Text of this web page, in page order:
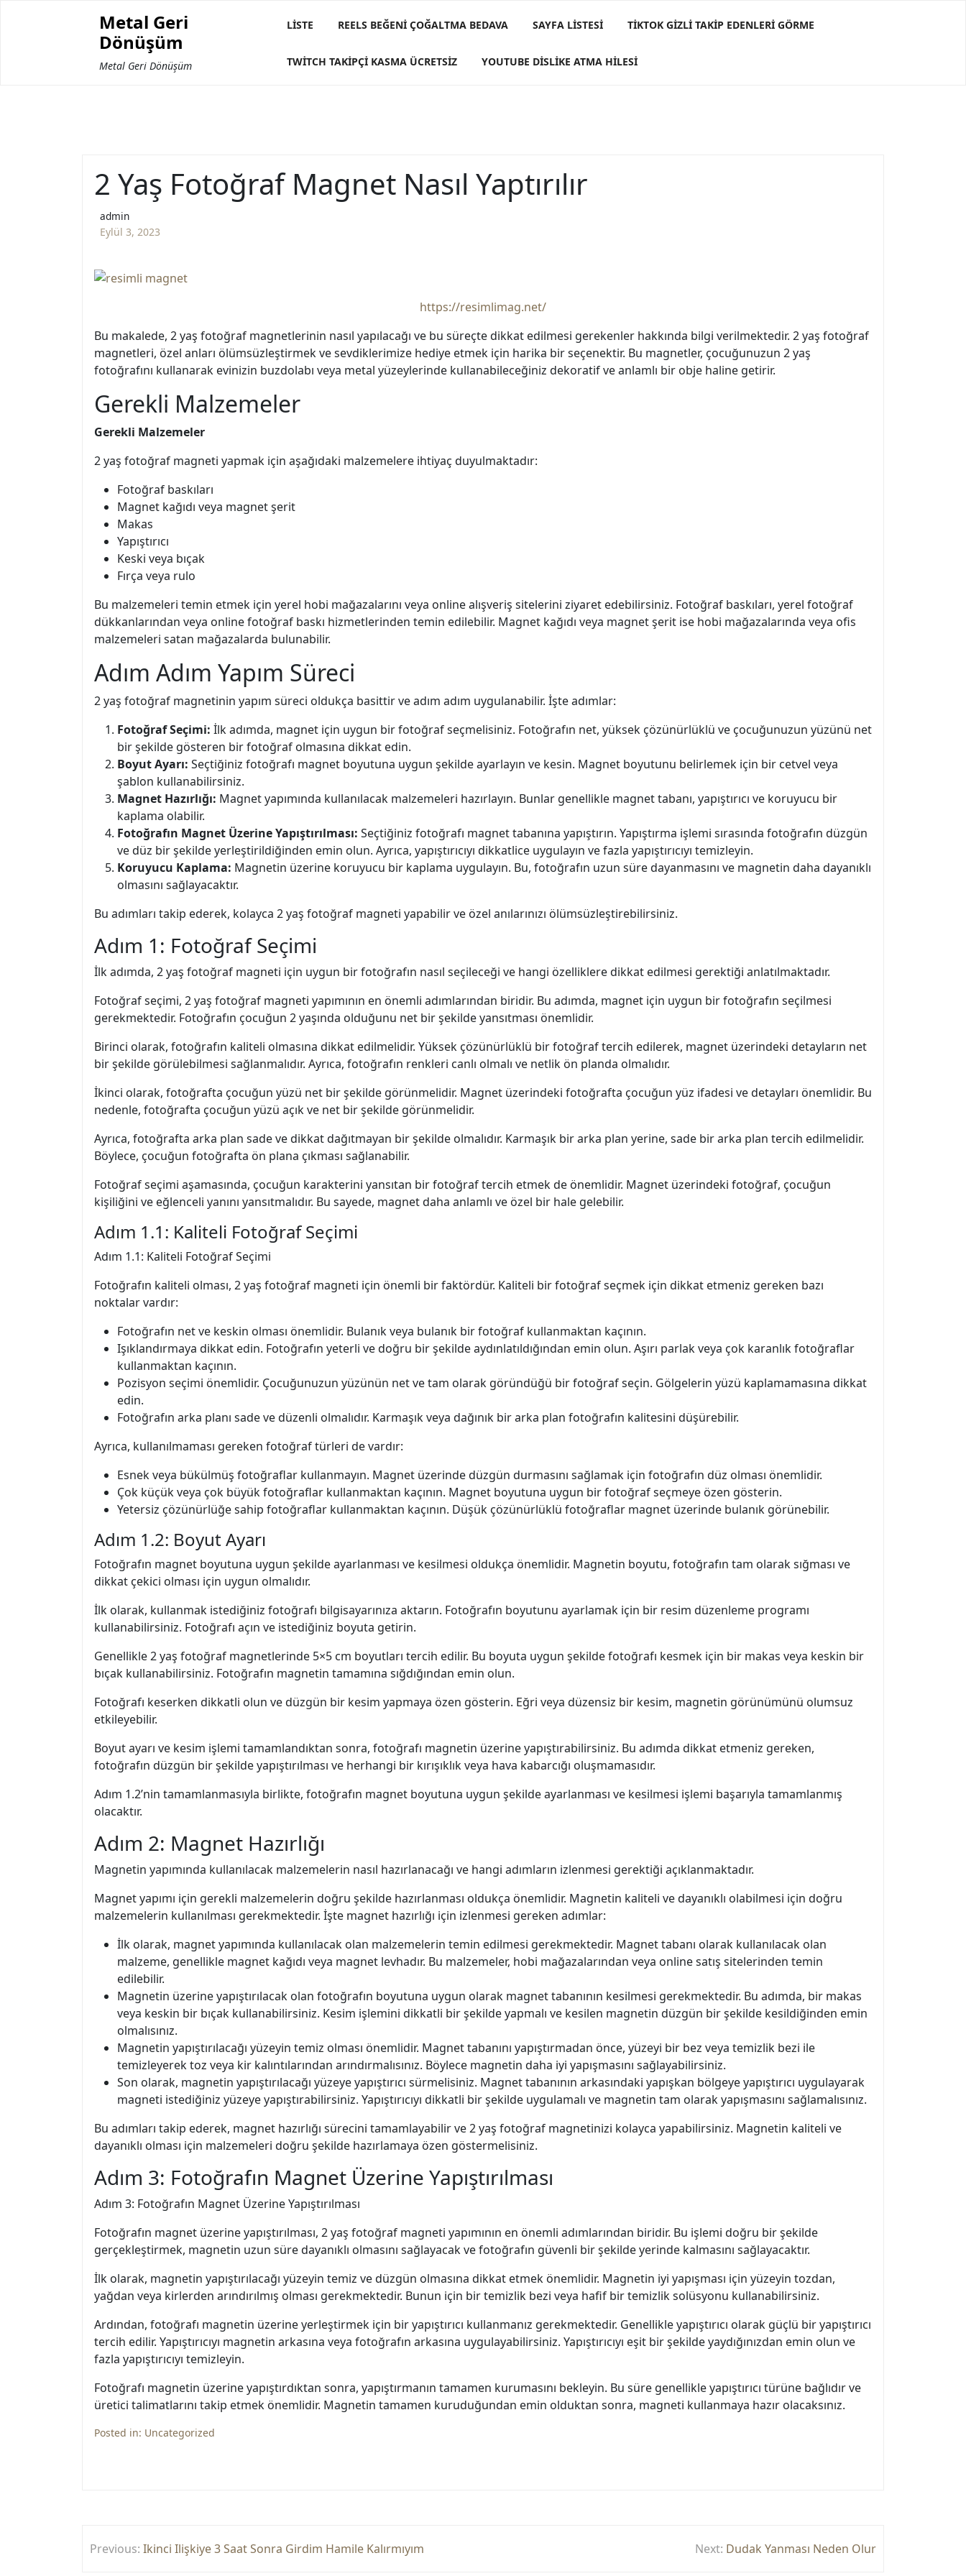
Metal Geri
Dönüşüm
Metal Geri Dönüşüm
LISTE REELS BEĞENI ÇOĞALTMA BEDAVA SAYFA LISTESI TIKTOK GIZLI TAKIP EDENLERI GÖRME
TWITCH TAKIPÇI KASMA ÜCRETSIZ YOUTUBE DISLIKE ATMA HILESI
2 Yaş Fotoğraf Magnet Nasıl Yaptırılır
admin
Eylül 3, 2023
https://resimlimag.net/
Bu makalede, 2 yaş fotoğraf magnetlerinin nasıl yapılacağı ve bu süreçte dikkat edilmesi gerekenler hakkında bilgi verilmektedir. 2 yaş fotoğraf
magnetleri, özel anları ölümsüzleştirmek ve sevdiklerimize hediye etmek için harika bir seçenektir. Bu magnetler, çocuğunuzun 2 yaş
fotoğrafını kullanarak evinizin buzdolabı veya metal yüzeylerinde kullanabileceğiniz dekoratif ve anlamlı bir obje haline getirir.
Gerekli Malzemeler
Gerekli Malzemeler
2 yaş fotoğraf magneti yapmak için aşağıdaki malzemelere ihtiyaç duyulmaktadır:
Fotoğraf baskıları
Magnet kağıdı veya magnet şerit
Makas
Yapıştırıcı
Keski veya bıçak
Fırça veya rulo
Bu malzemeleri temin etmek için yerel hobi mağazalarını veya online alışveriş sitelerini ziyaret edebilirsiniz. Fotoğraf baskıları, yerel fotoğraf
dükkanlarından veya online fotoğraf baskı hizmetlerinden temin edilebilir. Magnet kağıdı veya magnet şerit ise hobi mağazalarında veya ofis
malzemeleri satan mağazalarda bulunabilir.
Adım Adım Yapım Süreci
2 yaş fotoğraf magnetinin yapım süreci oldukça basittir ve adım adım uygulanabilir. İşte adımlar:
Fotoğraf Seçimi: İlk adımda, magnet için uygun bir fotoğraf seçmelisiniz. Fotoğrafın net, yüksek çözünürlüklü ve çocuğunuzun yüzünü net
bir şekilde gösteren bir fotoğraf olmasına dikkat edin.
Boyut Ayarı: Seçtiğiniz fotoğrafı magnet boyutuna uygun şekilde ayarlayın ve kesin. Magnet boyutunu belirlemek için bir cetvel veya
şablon kullanabilirsiniz.
Magnet Hazırlığı: Magnet yapımında kullanılacak malzemeleri hazırlayın. Bunlar genellikle magnet tabanı, yapıştırıcı ve koruyucu bir
kaplama olabilir.
Fotoğrafın Magnet Üzerine Yapıştırılması: Seçtiğiniz fotoğrafı magnet tabanına yapıştırın. Yapıştırma işlemi sırasında fotoğrafın düzgün
ve düz bir şekilde yerleştirildiğinden emin olun. Ayrıca, yapıştırıcıyı dikkatlice uygulayın ve fazla yapıştırıcıyı temizleyin.
Koruyucu Kaplama: Magnetin üzerine koruyucu bir kaplama uygulayın. Bu, fotoğrafın uzun süre dayanmasını ve magnetin daha dayanıklı
olmasını sağlayacaktır.
Bu adımları takip ederek, kolayca 2 yaş fotoğraf magneti yapabilir ve özel anılarınızı ölümsüzleştirebilirsiniz.
Adım 1: Fotoğraf Seçimi
İlk adımda, 2 yaş fotoğraf magneti için uygun bir fotoğrafın nasıl seçileceği ve hangi özelliklere dikkat edilmesi gerektiği anlatılmaktadır.
Fotoğraf seçimi, 2 yaş fotoğraf magneti yapımının en önemli adımlarından biridir. Bu adımda, magnet için uygun bir fotoğrafın seçilmesi
gerekmektedir. Fotoğrafın çocuğun 2 yaşında olduğunu net bir şekilde yansıtması önemlidir.
Birinci olarak, fotoğrafın kaliteli olmasına dikkat edilmelidir. Yüksek çözünürlüklü bir fotoğraf tercih edilerek, magnet üzerindeki detayların net
bir şekilde görülebilmesi sağlanmalıdır. Ayrıca, fotoğrafın renkleri canlı olmalı ve netlik ön planda olmalıdır.
İkinci olarak, fotoğrafta çocuğun yüzü net bir şekilde görünmelidir. Magnet üzerindeki fotoğrafta çocuğun yüz ifadesi ve detayları önemlidir. Bu
nedenle, fotoğrafta çocuğun yüzü açık ve net bir şekilde görünmelidir.
Ayrıca, fotoğrafta arka plan sade ve dikkat dağıtmayan bir şekilde olmalıdır. Karmaşık bir arka plan yerine, sade bir arka plan tercih edilmelidir.
Böylece, çocuğun fotoğrafta ön plana çıkması sağlanabilir.
Fotoğraf seçimi aşamasında, çocuğun karakterini yansıtan bir fotoğraf tercih etmek de önemlidir. Magnet üzerindeki fotoğraf, çocuğun
kişiliğini ve eğlenceli yanını yansıtmalıdır. Bu sayede, magnet daha anlamlı ve özel bir hale gelebilir.
Adım 1.1: Kaliteli Fotoğraf Seçimi
Adım 1.1: Kaliteli Fotoğraf Seçimi
Fotoğrafın kaliteli olması, 2 yaş fotoğraf magneti için önemli bir faktördür. Kaliteli bir fotoğraf seçmek için dikkat etmeniz gereken bazı
noktalar vardır:
Fotoğrafın net ve keskin olması önemlidir. Bulanık veya bulanık bir fotoğraf kullanmaktan kaçının.
Işıklandırmaya dikkat edin. Fotoğrafın yeterli ve doğru bir şekilde aydınlatıldığından emin olun. Aşırı parlak veya çok karanlık fotoğraflar
kullanmaktan kaçının.
Pozisyon seçimi önemlidir. Çocuğunuzun yüzünün net ve tam olarak göründüğü bir fotoğraf seçin. Gölgelerin yüzü kaplamamasına dikkat
edin.
Fotoğrafın arka planı sade ve düzenli olmalıdır. Karmaşık veya dağınık bir arka plan fotoğrafın kalitesini düşürebilir.
Ayrıca, kullanılmaması gereken fotoğraf türleri de vardır:
Esnek veya bükülmüş fotoğraflar kullanmayın. Magnet üzerinde düzgün durmasını sağlamak için fotoğrafın düz olması önemlidir.
Çok küçük veya çok büyük fotoğraflar kullanmaktan kaçının. Magnet boyutuna uygun bir fotoğraf seçmeye özen gösterin.
Yetersiz çözünürlüğe sahip fotoğraflar kullanmaktan kaçının. Düşük çözünürlüklü fotoğraflar magnet üzerinde bulanık görünebilir.
Adım 1.2: Boyut Ayarı
Fotoğrafın magnet boyutuna uygun şekilde ayarlanması ve kesilmesi oldukça önemlidir. Magnetin boyutu, fotoğrafın tam olarak sığması ve
dikkat çekici olması için uygun olmalıdır.
İlk olarak, kullanmak istediğiniz fotoğrafı bilgisayarınıza aktarın. Fotoğrafın boyutunu ayarlamak için bir resim düzenleme programı
kullanabilirsiniz. Fotoğrafı açın ve istediğiniz boyuta getirin.
Genellikle 2 yaş fotoğraf magnetlerinde 5×5 cm boyutları tercih edilir. Bu boyuta uygun şekilde fotoğrafı kesmek için bir makas veya keskin bir
bıçak kullanabilirsiniz. Fotoğrafın magnetin tamamına sığdığından emin olun.
Fotoğrafı keserken dikkatli olun ve düzgün bir kesim yapmaya özen gösterin. Eğri veya düzensiz bir kesim, magnetin görünümünü olumsuz
etkileyebilir.
Boyut ayarı ve kesim işlemi tamamlandıktan sonra, fotoğrafı magnetin üzerine yapıştırabilirsiniz. Bu adımda dikkat etmeniz gereken,
fotoğrafın düzgün bir şekilde yapıştırılması ve herhangi bir kırışıklık veya hava kabarcığı oluşmamasıdır.
Adım 1.2’nin tamamlanmasıyla birlikte, fotoğrafın magnet boyutuna uygun şekilde ayarlanması ve kesilmesi işlemi başarıyla tamamlanmış
olacaktır.
Adım 2: Magnet Hazırlığı
Magnetin yapımında kullanılacak malzemelerin nasıl hazırlanacağı ve hangi adımların izlenmesi gerektiği açıklanmaktadır.
Magnet yapımı için gerekli malzemelerin doğru şekilde hazırlanması oldukça önemlidir. Magnetin kaliteli ve dayanıklı olabilmesi için doğru
malzemelerin kullanılması gerekmektedir. İşte magnet hazırlığı için izlenmesi gereken adımlar:
İlk olarak, magnet yapımında kullanılacak olan malzemelerin temin edilmesi gerekmektedir. Magnet tabanı olarak kullanılacak olan
malzeme, genellikle magnet kağıdı veya magnet levhadır. Bu malzemeler, hobi mağazalarından veya online satış sitelerinden temin
edilebilir.
Magnetin üzerine yapıştırılacak olan fotoğrafın boyutuna uygun olarak magnet tabanının kesilmesi gerekmektedir. Bu adımda, bir makas
veya keskin bir bıçak kullanabilirsiniz. Kesim işlemini dikkatli bir şekilde yapmalı ve kesilen magnetin düzgün bir şekilde kesildiğinden emin
olmalısınız.
Magnetin yapıştırılacağı yüzeyin temiz olması önemlidir. Magnet tabanını yapıştırmadan önce, yüzeyi bir bez veya temizlik bezi ile
temizleyerek toz veya kir kalıntılarından arındırmalısınız. Böylece magnetin daha iyi yapışmasını sağlayabilirsiniz.
Son olarak, magnetin yapıştırılacağı yüzeye yapıştırıcı sürmelisiniz. Magnet tabanının arkasındaki yapışkan bölgeye yapıştırıcı uygulayarak
magneti istediğiniz yüzeye yapıştırabilirsiniz. Yapıştırıcıyı dikkatli bir şekilde uygulamalı ve magnetin tam olarak yapışmasını sağlamalısınız.
Bu adımları takip ederek, magnet hazırlığı sürecini tamamlayabilir ve 2 yaş fotoğraf magnetinizi kolayca yapabilirsiniz. Magnetin kaliteli ve
dayanıklı olması için malzemeleri doğru şekilde hazırlamaya özen göstermelisiniz.
Adım 3: Fotoğrafın Magnet Üzerine Yapıştırılması
Adım 3: Fotoğrafın Magnet Üzerine Yapıştırılması
Fotoğrafın magnet üzerine yapıştırılması, 2 yaş fotoğraf magneti yapımının en önemli adımlarından biridir. Bu işlemi doğru bir şekilde
gerçekleştirmek, magnetin uzun süre dayanıklı olmasını sağlayacak ve fotoğrafın güvenli bir şekilde yerinde kalmasını sağlayacaktır.
İlk olarak, magnetin yapıştırılacağı yüzeyin temiz ve düzgün olmasına dikkat etmek önemlidir. Magnetin iyi yapışması için yüzeyin tozdan,
yağdan veya kirlerden arındırılmış olması gerekmektedir. Bunun için bir temizlik bezi veya hafif bir temizlik solüsyonu kullanabilirsiniz.
Ardından, fotoğrafı magnetin üzerine yerleştirmek için bir yapıştırıcı kullanmanız gerekmektedir. Genellikle yapıştırıcı olarak güçlü bir yapıştırıcı
tercih edilir. Yapıştırıcıyı magnetin arkasına veya fotoğrafın arkasına uygulayabilirsiniz. Yapıştırıcıyı eşit bir şekilde yaydığınızdan emin olun ve
fazla yapıştırıcıyı temizleyin.
Fotoğrafı magnetin üzerine yapıştırdıktan sonra, yapıştırmanın tamamen kurumasını bekleyin. Bu süre genellikle yapıştırıcı türüne bağlıdır ve
üretici talimatlarını takip etmek önemlidir. Magnetin tamamen kuruduğundan emin olduktan sonra, magneti kullanmaya hazır olacaksınız.
Posted in: Uncategorized
Yazı
gezinmesi
Previous: Ikinci Ilişkiye 3 Saat Sonra Girdim Hamile Kalırmıyım Next: Dudak Yanması Neden Olur